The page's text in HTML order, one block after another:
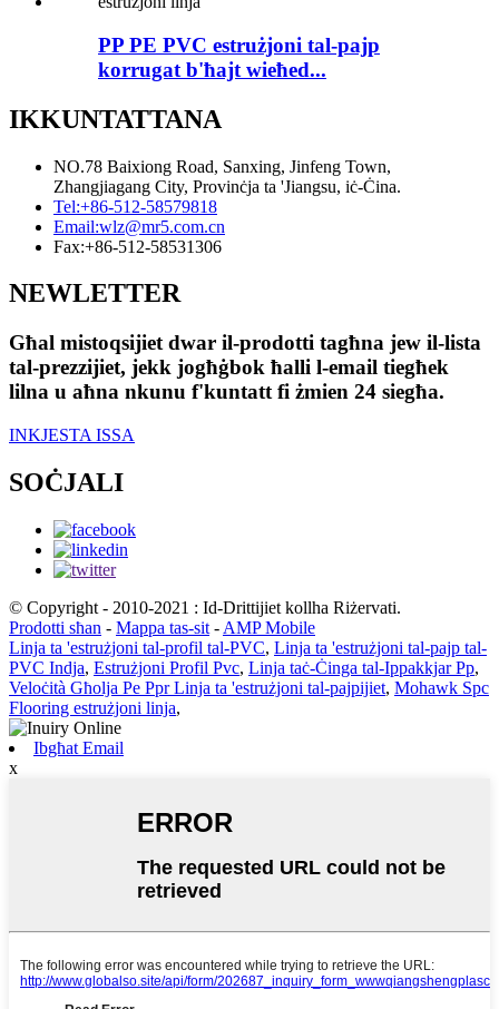
PP PE PVC estrużjoni tal-pajp
korrugat b'ħajt wieħed...
IKKUNTATTANA
NO.78 Baixiong Road, Sanxing, Jinfeng Town,
Zhangjiagang City, Provinċja ta 'Jiangsu, iċ-Ċina.
Tel:+86-512-58579818
Email:wlz@mr5.com.cn
Fax:+86-512-58531306
NEWLETTER
Għal mistoqsijiet dwar il-prodotti tagħna jew il-lista
tal-prezzijiet, jekk jogħġbok ħalli l-email tiegħek
lilna u aħna nkunu f'kuntatt fi żmien 24 siegħa.
INKJESTA ISSA
SOĊJALI
© Copyright - 2010-2021 : Id-Drittijiet kollha Riżervati.
Prodotti sħan - Mappa tas-sit - AMP Mobile
Linja ta 'estrużjoni tal-profil tal-PVC, Linja ta 'estrużjoni tal-pajp tal-
PVC Indja, Estrużjoni Profil Pvc, Linja taċ-Ċinga tal-Ippakkjar Pp,
Veloċità Għolja Pe Ppr Linja ta 'estrużjoni tal-pajpijiet, Mohawk Spc
Flooring estrużjoni linja,
Ibgħat Email
x